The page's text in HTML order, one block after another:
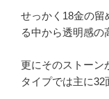
せっかく18金の留
る中から透明感の
更にそのストーン
タイプでは主に